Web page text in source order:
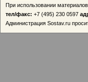
При использовании
тел/факс: +7 (495) 230 0597
Администрация Sostav.ru